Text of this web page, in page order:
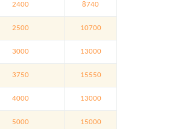
2400 8740
2500 10700
3000 13000
3750 15550
4000 13000
5000 15000